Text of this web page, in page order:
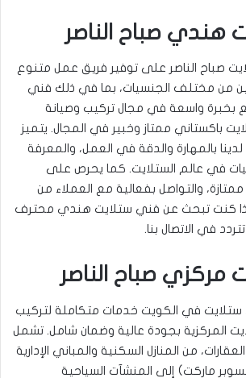
هندي صباح الناصر
صباح الناصر على توفير فريق عمل متنوع
من مختلف الجنسيات، بما في ذلك فني
بخبرة واسعة في مجال تركيب وصيانة
باكستاني ممتاز وخبير في المجال. يتميز
بالمهارة والدقة في العمل، والمعرفة
في عالم الستلايت. كما يحرص على
والتواصل بفعالية مع العملاء من
كنت تبحث عن فني ستلايت هندي محترف
في الاتصال بنا.
مركزي صباح الناصر
في الكويت خدمات متكاملة لتركيب
المركزية بجودة عالية وضمان شامل. تشمل
من المنازل السكنية والمباني الإدارية
السوبر ماركت) إلى المنشآت السياحية